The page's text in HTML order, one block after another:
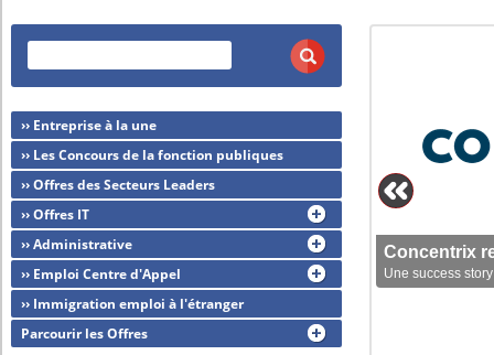
Concentrix
Une success
›› Entreprise à la une
›› Les Concours de la fonction publiques
›› Offres des Secteurs Leaders
›› Offres IT
›› Administrative
›› Emploi Centre d'Appel
›› Immigration emploi à l'étranger
Parcourir les Offres